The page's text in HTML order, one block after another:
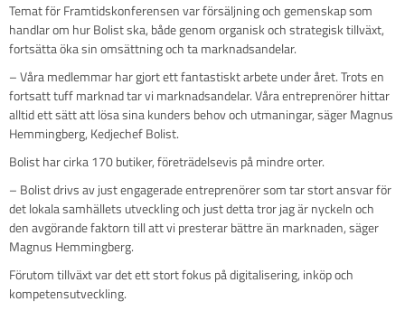
Temat för Framtidskonferensen var försäljning och gemenskap som
handlar om hur Bolist ska, både genom organisk och strategisk tillväxt,
fortsätta öka sin omsättning och ta marknadsandelar.
– Våra medlemmar har gjort ett fantastiskt arbete under året. Trots en
fortsatt tuff marknad tar vi marknadsandelar. Våra entreprenörer hittar
alltid ett sätt att lösa sina kunders behov och utmaningar, säger Magnus
Hemmingberg, Kedjechef Bolist.
Bolist har cirka 170 butiker, företrädelsevis på mindre orter.
– Bolist drivs av just engagerade entreprenörer som tar stort ansvar för
det lokala samhällets utveckling och just detta tror jag är nyckeln och
den avgörande faktorn till att vi presterar bättre än marknaden, säger
Magnus Hemmingberg.
Förutom tillväxt var det ett stort fokus på digitalisering, inköp och
kompetensutveckling.